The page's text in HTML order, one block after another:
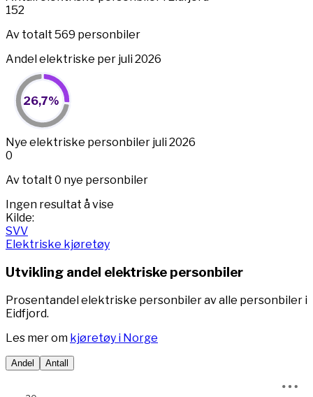
152
Av totalt 569 personbiler
Andel elektriske per juli 2026
26,7%
Pie chart with 2 slices.
View as data table, 26,7%
26,7%
End of interactive chart.
Nye elektriske personbiler juli 2026
0
Av totalt 0 nye personbiler
Ingen resultat å vise
Kilde:
SVV
Elektriske kjøretøy
Utvikling andel elektriske personbiler
Prosentandel elektriske personbiler av alle personbiler i
Eidfjord.
Les mer om kjøretøy i Norge
Andel Antall